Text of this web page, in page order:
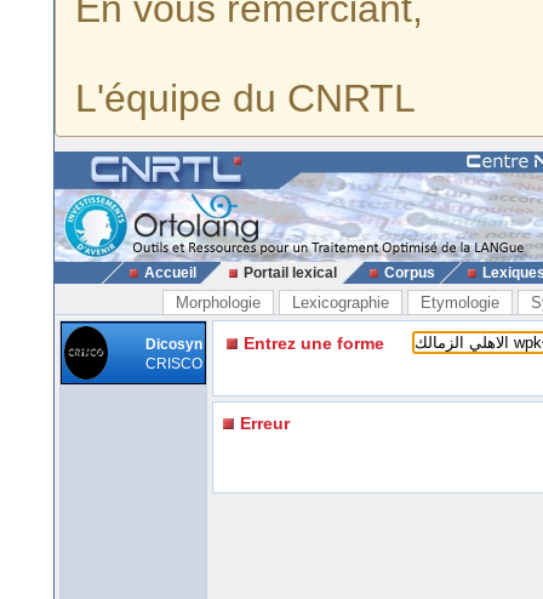
L'équipe du CNRTL
Accueil Portail lexical Corpus
Morphologie Lexicographie Etymologie
Dicosyn
CRISCO
Entrez une forme
Erreur